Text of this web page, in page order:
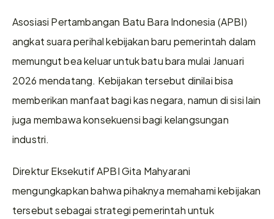
Asosiasi Pertambangan Batu Bara Indonesia (APBI)
angkat suara perihal kebijakan baru pemerintah dalam
memungut bea keluar untuk batu bara mulai Januari
2026 mendatang. Kebijakan tersebut dinilai bisa
memberikan manfaat bagi kas negara, namun di sisi lain
juga membawa konsekuensi bagi kelangsungan
industri.
Direktur Eksekutif APBI Gita Mahyarani
mengungkapkan bahwa pihaknya memahami kebijakan
tersebut sebagai strategi pemerintah untuk